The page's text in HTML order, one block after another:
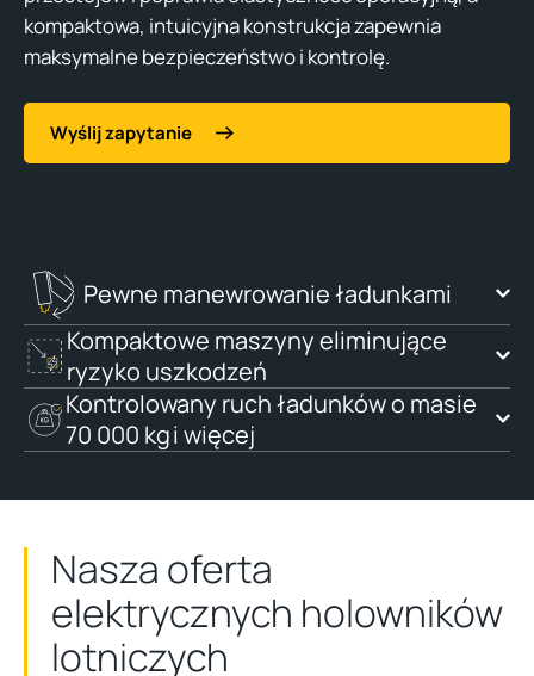
kompaktowa, intuicyjna konstrukcja zapewnia
maksymalne bezpieczeństwo i kontrolę.
Wyślij zapytanie
Pewne manewrowanie ładunkami
Kompaktowe maszyny eliminujące
ryzyko uszkodzeń
Kontrolowany ruch ładunków o masie
70 000 kg i więcej
Nasza oferta
elektrycznych holowników
lotniczych